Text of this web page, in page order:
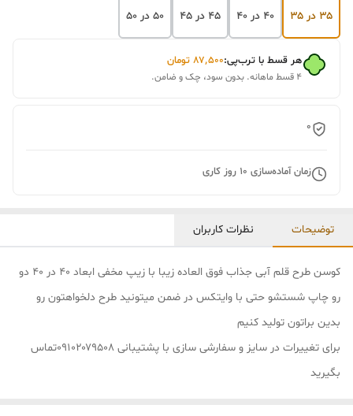
۳۵ در ۳۵ ۴۰ در ۴۰ ۴۵ در ۴۵ ۵۰ در ۵۰
هر قسط با ترب‌پی:۸۷٬۵۰۰ تومان
۴ قسط ماهانه. بدون سود، چک و ضامن.
0
زمان آماده‌سازی 10 روز کاری
توضیحات نظرات کاربران
کوسن طرح قلم آبی جذاب فوق العاده زیبا با زیپ مخفی ابعاد ۴۰ در ۴۰ دو
رو چاپ شستشو حتی با وایتکس در ضمن میتونید طرح دلخواهتون رو
بدین براتون تولید کنیم
برای تغییرات در سایز و سفارشی سازی با پشتیبانی ۰۹۱۰۲۰۷۹۵۰۸تماس
بگیرید